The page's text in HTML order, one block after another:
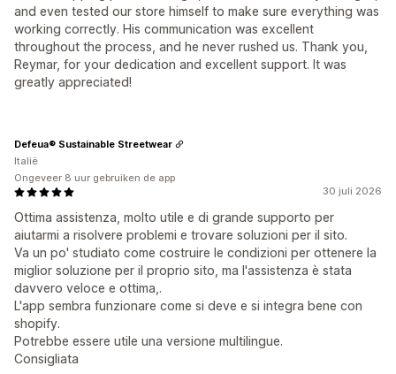
and even tested our store himself to make sure everything was
working correctly. His communication was excellent
throughout the process, and he never rushed us. Thank you,
Reymar, for your dedication and excellent support. It was
greatly appreciated!
30 juli 2026
Ottima assistenza, molto utile e di grande supporto per
aiutarmi a risolvere problemi e trovare soluzioni per il sito.
Va un po' studiato come costruire le condizioni per ottenere la
miglior soluzione per il proprio sito, ma l'assistenza è stata
davvero veloce e ottima,.
L'app sembra funzionare come si deve e si integra bene con
shopify.
Potrebbe essere utile una versione multilingue.
Consigliata
Defeua® Sustainable Streetwear
Italië
Ongeveer 8 uur gebruiken de app